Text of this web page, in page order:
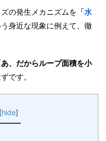
の発生メカニズムを 「水
う身近な現象に例えて、徹
あ、だからループ面積を小
です。
[hide]